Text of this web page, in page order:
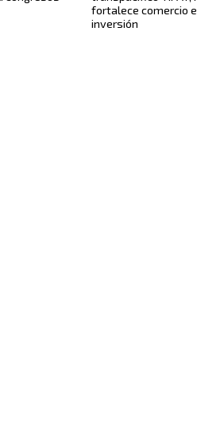
fortalece comercio e
inversión